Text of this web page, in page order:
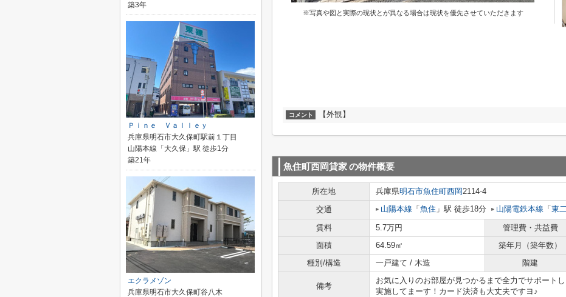
※写真や図と実際の現状とが異なる場合は現状を優先させていただきます
コメント 【外観】
魚住町西岡貸家の物件概要
所在地 兵庫県明石市魚住町西岡2114-4
交通
山陽本線 「 魚住 」駅 徒歩18分 山陽電鉄本線 「 東
賃料 5.7万円 管理費・共益費
面積
64.59㎡ 築年月（築年数）
種別/構造
一戸建て / 木造 階建
備考
お気に入りのお部屋が見つかるまで全力でサポート
実施してまーす！カード決済も大丈夫ですヨ♪
築3年
Ｐｉｎｅ Ｖａｌｌｅｙ
兵庫県明石市大久保町駅前１丁目
山陽本線「大久保」駅 徒歩1分
築21年
エクラメゾン
兵庫県明石市大久保町谷八木